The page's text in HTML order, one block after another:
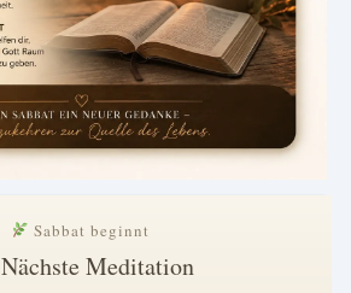
Sabbat beginnt
Nächste Meditation